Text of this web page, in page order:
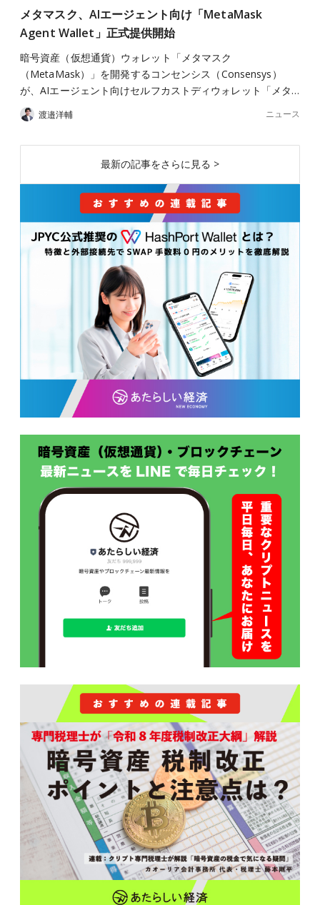
メタマスク、AIエージェント向け「MetaMask
Agent Wallet」正式提供開始
暗号資産（仮想通貨）ウォレット「メタマスク
（MetaMask）」を開発するコンセンシス（Consensys）
が、AIエージェント向けセルフカストディウォレット「メタ…
渡邉洋輔 ニュース
最新の記事をさらに見る >